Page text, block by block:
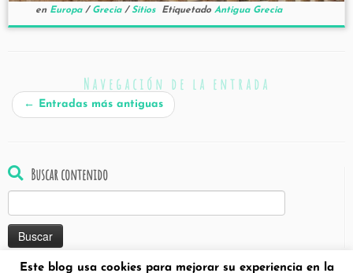
en Europa / Grecia / Sitios Etiquetado Antigua Grecia
Navegación de la entrada
← Entradas más antiguas
Buscar contenido
Este blog usa cookies para mejorar su experiencia en la